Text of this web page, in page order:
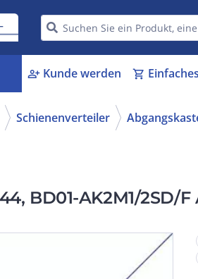
person_add Kunde werden shopping_cart
Schienenverteiler
BD01-AK2M1/2SD/F